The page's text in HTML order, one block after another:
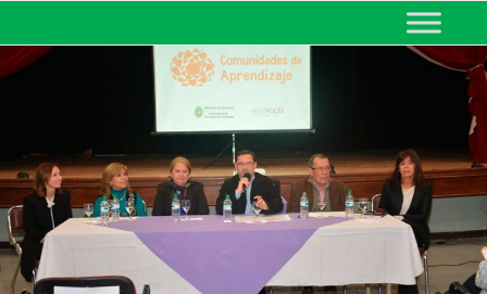
MINISTERIO DE EDUCACIÓN
DE CORRIENTES